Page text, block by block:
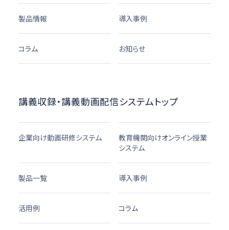
製品情報 導入事例
コラム お知らせ
講義収録・講義動画配信システムトップ
企業向け動画研修システム
教育機関向けオンライン授業
システム
製品一覧 導入事例
活用例 コラム